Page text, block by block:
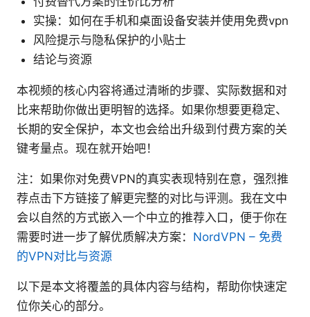
实操：如何在手机和桌面设备安装并使用免费vpn
风险提示与隐私保护的小贴士
结论与资源
本视频的核心内容将通过清晰的步骤、实际数据和对
比来帮助你做出更明智的选择。如果你想要更稳定、
长期的安全保护，本文也会给出升级到付费方案的关
键考量点。现在就开始吧！
注：如果你对免费VPN的真实表现特别在意，强烈推
荐点击下方链接了解更完整的对比与评测。我在文中
会以自然的方式嵌入一个中立的推荐入口，便于你在
需要时进一步了解优质解决方案： NordVPN – 免费
的VPN对比与资源
以下是本文将覆盖的具体内容与结构，帮助你快速定
位你关心的部分。